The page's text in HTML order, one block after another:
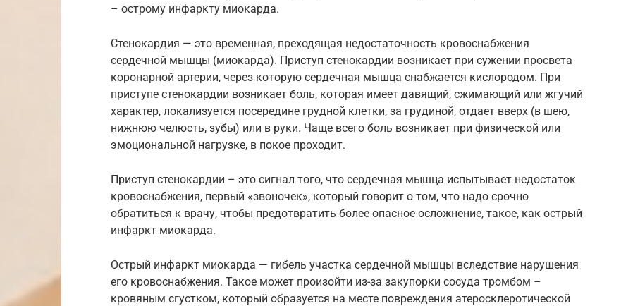
– острому инфаркту миокарда.
Стенокардия — это временная, преходящая недостаточность кровоснабжения
сердечной мышцы (миокарда). Приступ стенокардии возникает при сужении просвета
коронарной артерии, через которую сердечная мышца снабжается кислородом. При
приступе стенокардии возникает боль, которая имеет давящий, сжимающий или жгучий
характер, локализуется посередине грудной клетки, за грудиной, отдает вверх (в шею,
нижнюю челюсть, зубы) или в руки. Чаще всего боль возникает при физической или
эмоциональной нагрузке, в покое проходит.
Приступ стенокардии – это сигнал того, что сердечная мышца испытывает недостаток
кровоснабжения, первый «звоночек», который говорит о том, что надо срочно
обратиться к врачу, чтобы предотвратить более опасное осложнение, такое, как острый
инфаркт миокарда.
Острый инфаркт миокарда — гибель участка сердечной мышцы вследствие нарушения
его кровоснабжения. Такое может произойти из-за закупорки сосуда тромбом –
кровяным сгустком, который образуется на месте повреждения атеросклеротической